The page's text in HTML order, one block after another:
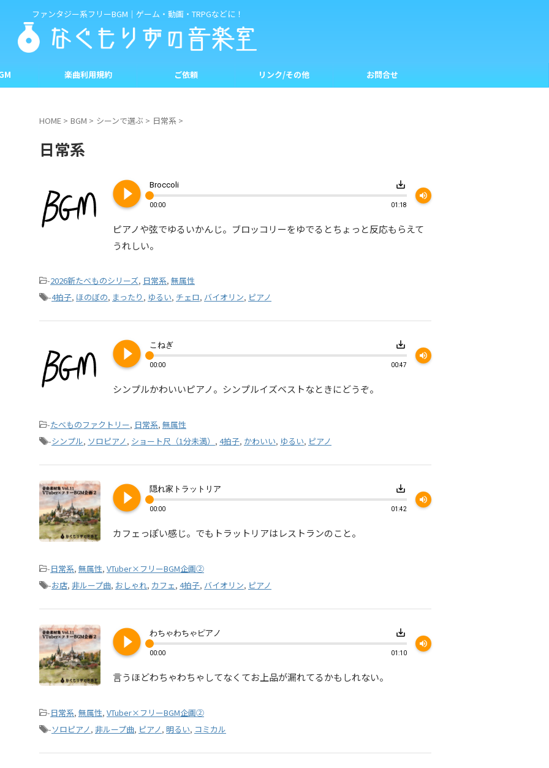
ファンタジー系フリーBGM｜ゲーム・動画・TRPGなどに！
楽曲利用規約 ご依頼 リンク/その他 お問合せ
HOME > BGM > シーンで選ぶ > 日常系 >
日常系
play_circle_filled Broccoli save_alt
00:00 01:18
volume_up
ピアノや弦でゆるいかんじ。ブロッコリーをゆでるとちょっと反応もらえて
うれしい。
-2026新たべものシリーズ, 日常系, 無属性
-4拍子, ほのぼの, まったり , ゆるい, チェロ, バイオリン, ピアノ
play_circle_filled こねぎ save_alt
00:00 00:47
volume_up
シンプルかわいいピアノ。シンプルイズベストなときにどうぞ。
-たべものファクトリー, 日常系, 無属性
-シンプル, ソロピアノ, ショート尺（1分未満） , 4拍子, かわいい, ゆるい, ピアノ
play_circle_filled 隠れ家トラットリア save_alt
00:00 01:42
volume_up
カフェっぽい感じ。でもトラットリアはレストランのこと。
-日常系, 無属性, VTuber×フリーBGM企画②
-お店, 非ループ曲, おしゃれ, カフェ, 4拍子, バイオリン, ピアノ
play_circle_filled わちゃわちゃピアノ save_alt
00:00 01:10
volume_up
言うほどわちゃわちゃしてなくてお上品が漏れてるかもしれない。
-日常系, 無属性, VTuber×フリーBGM企画②
-ソロピアノ, 非ループ曲, ピアノ, 明るい, コミカル